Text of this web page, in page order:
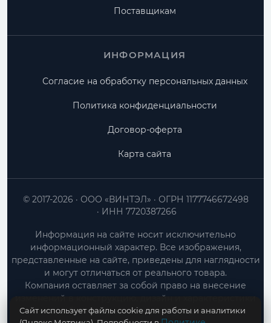
Поставщикам
ИНФОРМАЦИЯ
Согласие на обработку персональных данных
Политика конфиденциальности
Договор-оферта
Карта сайта
ООО «ВИНТЭЛ»
ОГРН 1177746672498
ИНН 7720387266
© 2017-2026
Информация на сайте носит исключительно
информационный характер. Все изображения,
представленные на сайте, приведены для наглядности
и могут отличаться от реального товара.
Компания оставляет за собой право на внесение
изменений в конструкцию, дизайн и характеристики
товара без предварительного уведомления.
Сайт использует файлы cookie для работы и аналитики